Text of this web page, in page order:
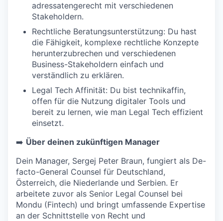
adressatengerecht mit verschiedenen
Stakeholdern.
Rechtliche Beratungsunterstützung: Du hast
die Fähigkeit, komplexe rechtliche Konzepte
herunterzubrechen und verschiedenen
Business-Stakeholdern einfach und
verständlich zu erklären.
Legal Tech Affinität: Du bist technikaffin,
offen für die Nutzung digitaler Tools und
bereit zu lernen, wie man Legal Tech effizient
einsetzt.
➡️ Über deinen zukünftigen Manager
Dein Manager, Sergej Peter Braun, fungiert als De-
facto-General Counsel für Deutschland,
Österreich, die Niederlande und Serbien. Er
arbeitete zuvor als Senior Legal Counsel bei
Mondu (Fintech) und bringt umfassende Expertise
an der Schnittstelle von Recht und